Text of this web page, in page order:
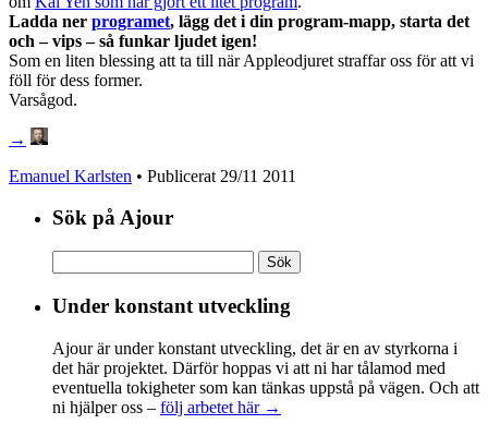
Ladda ner programet, lägg det i din program-mapp, starta det
och – vips – så funkar ljudet igen!
Som en liten blessing att ta till när Appleodjuret straffar oss för att vi
föll för dess former.
Varsågod.
→
Emanuel Karlsten • Publicerat 29/11 2011
Sök på Ajour
efter:
Under konstant utveckling
Ajour är under konstant utveckling, det är en av styrkorna i
det här projektet. Därför hoppas vi att ni har tålamod med
eventuella tokigheter som kan tänkas uppstå på vägen. Och att
ni hjälper oss – följ arbetet här →